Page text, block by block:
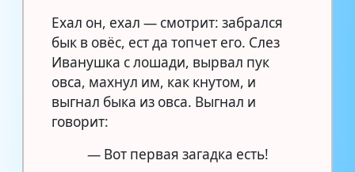
Ехал он, ехал — смотрит: забрался
бык в овёс, ест да топчет его. Слез
Иванушка с лошади, вырвал пук
овса, махнул им, как кнутом, и
выгнал быка из овса. Выгнал и
говорит:
— Вот первая загадка есть!